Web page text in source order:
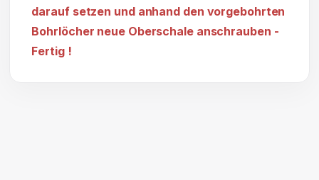
darauf setzen und anhand den vorgebohrten
Bohrlöcher neue Oberschale anschrauben -
Fertig !